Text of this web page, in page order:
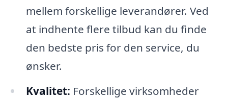
mellem forskellige leverandører. Ved
at indhente flere tilbud kan du finde
den bedste pris for den service, du
ønsker.
Kvalitet: Forskellige virksomheder